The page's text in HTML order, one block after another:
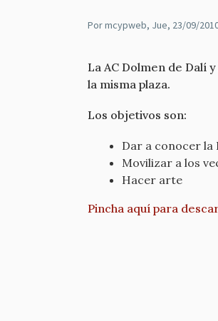
Pormcypweb, Jue, 23/09/
La AC Dolmen de Dalí
la misma plaza.
Los objetivos son:
Dar a conocer la
Movilizar a los
Hacer arte
Pincha aquí para